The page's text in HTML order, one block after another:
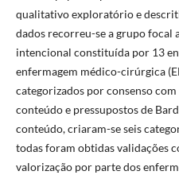
qualitativo exploratório e
dados recorreu-se a grupo focal
intencional constituída por 13
enfermagem médico-cirúrgica
categorizados por consenso
conteúdo e pressupostos de
conteúdo, criaram-se seis
todas foram obtidas validações
valorização por parte dos